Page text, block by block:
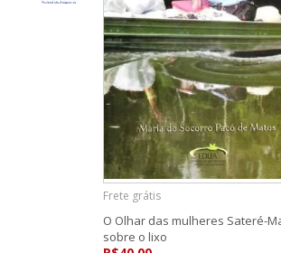
Frete grátis
O Olhar das mulheres Sateré-
sobre o lixo